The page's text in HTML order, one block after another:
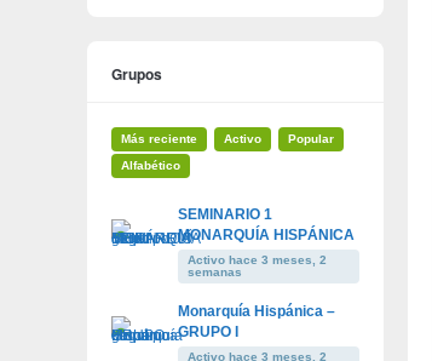
Grupos
Más reciente Activo
Popular
Alfabético
SEMINARIO 1
MONARQUÍA HISPÁNICA
Activo hace 3 meses, 2
semanas
Monarquía Hispánica –
GRUPO I
Activo hace 3 meses, 2